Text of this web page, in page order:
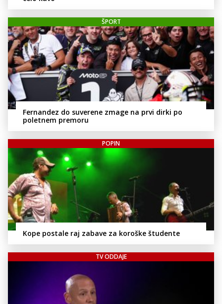
ŠPORT
Fernandez do suverene zmage na prvi dirki po
poletnem premoru
POPIN
Kope postale raj zabave za koroške študente
TV ODDAJE